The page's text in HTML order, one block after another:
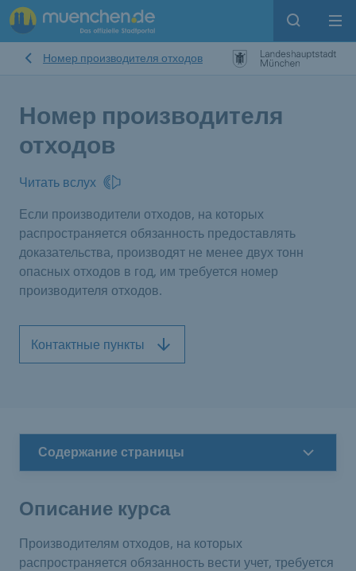
Open
Номер производителя отходов
Номер производителя
отходов
Читать вслух
Если производители отходов, на которых
распространяется обязанность предоставлять
доказательства, производят не менее двух тонн
опасных отходов в год, им требуется номер
производителя отходов.
Контактные пункты
Содержание страницы
Описание курса
Производителям отходов, на которых
распространяется обязанность вести учет, требуется